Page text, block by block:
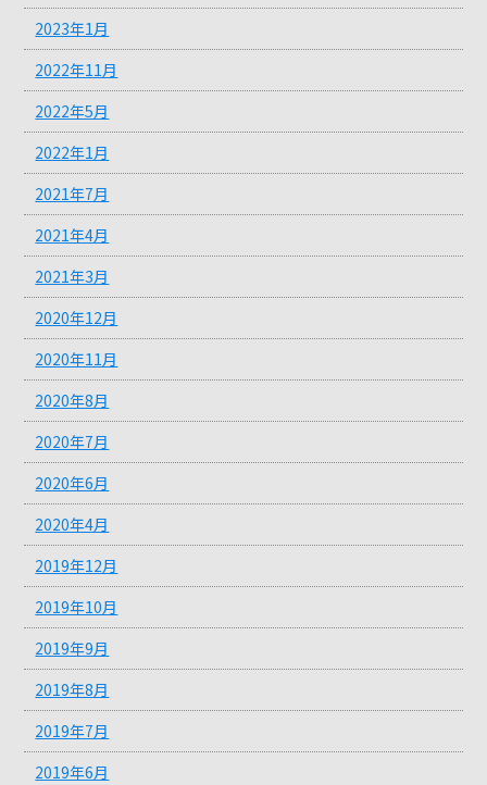
2023年1月
2022年11月
2022年5月
2022年1月
2021年7月
2021年4月
2021年3月
2020年12月
2020年11月
2020年8月
2020年7月
2020年6月
2020年4月
2019年12月
2019年10月
2019年9月
2019年8月
2019年7月
2019年6月